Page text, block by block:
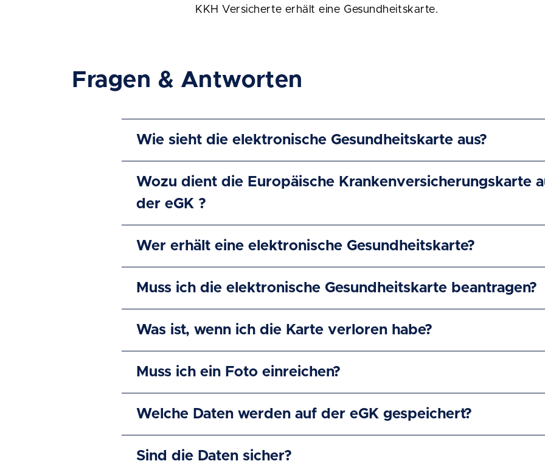
KKH Versicherte erhält eine Gesundheitskarte.
Fragen & Antworten
Wie sieht die elektronische Gesundheitskarte aus?
Wozu dient die Europäische Krankenversicherungskarte
der eGK ?
Wer erhält eine elektronische Gesundheitskarte?
Muss ich die elektronische Gesundheitskarte beantragen?
Was ist, wenn ich die Karte verloren habe?
Muss ich ein Foto einreichen?
Welche Daten werden auf der eGK gespeichert?
Sind die Daten sicher?